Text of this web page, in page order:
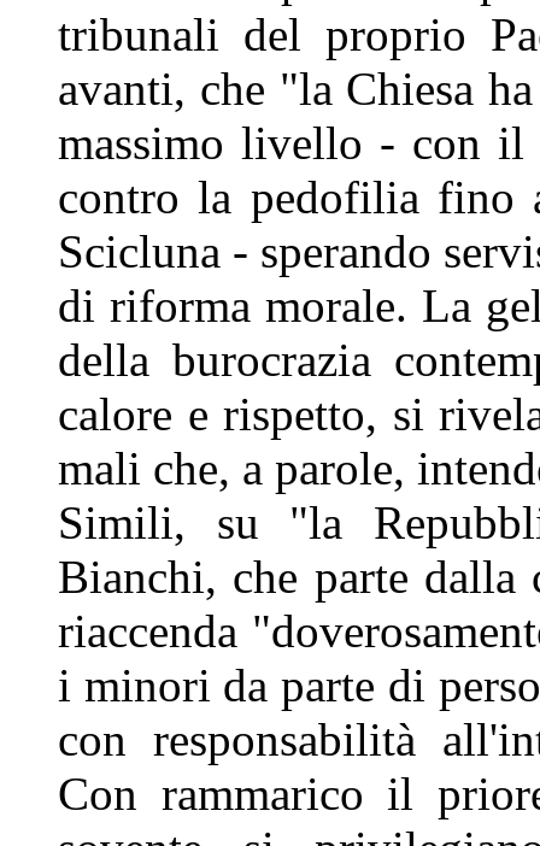
tribunali del proprio
avanti, che "la Chiesa
massimo livello - con il
contro la pedofilia fino
Scicluna - sperando
di riforma morale. La
della burocrazia
calore e rispetto, si
mali che, a parole,
Simili, su "la
Bianchi, che parte dalla
riaccenda
i minori da parte di
con responsabilità
Con rammarico il